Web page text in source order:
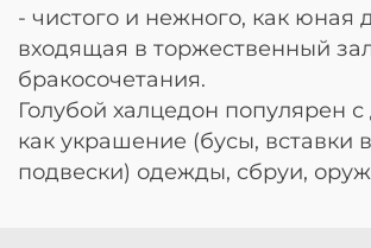
- чистого и нежного, как юная
входящая в торжественный
бракосочетания.
Голубой халцедон популярен
как украшение (бусы, вставки
подвески) одежды, сбруи,